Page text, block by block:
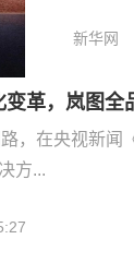
新华网
革，岚图全
，在央视新闻
方...